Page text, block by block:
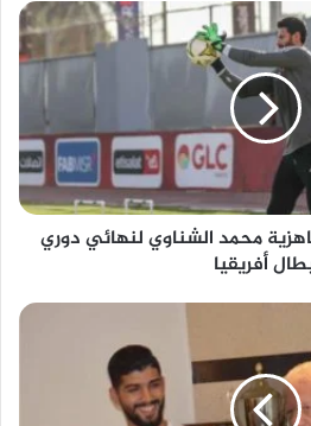
محمد الشناوي لنهائي دوري
أفريقيا